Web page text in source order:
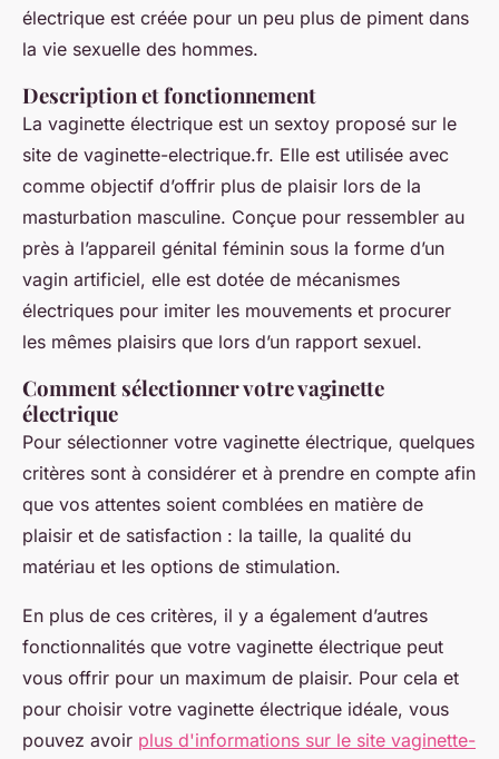
électrique est créée pour un peu plus de piment dans
la vie sexuelle des hommes.
Description et fonctionnement
La vaginette électrique est un sextoy proposé sur le
site de vaginette-electrique.fr. Elle est utilisée avec
comme objectif d’offrir plus de plaisir lors de la
masturbation masculine. Conçue pour ressembler au
près à l’appareil génital féminin sous la forme d’un
vagin artificiel, elle est dotée de mécanismes
électriques pour imiter les mouvements et procurer
les mêmes plaisirs que lors d’un rapport sexuel.
Comment sélectionner votre vaginette
électrique
Pour sélectionner votre vaginette électrique, quelques
critères sont à considérer et à prendre en compte afin
que vos attentes soient comblées en matière de
plaisir et de satisfaction : la taille, la qualité du
matériau et les options de stimulation.
En plus de ces critères, il y a également d’autres
fonctionnalités que votre vaginette électrique peut
vous offrir pour un maximum de plaisir. Pour cela et
pour choisir votre vaginette électrique idéale, vous
pouvez avoir plus d'informations sur le site vaginette-